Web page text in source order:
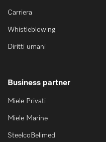
Carriera
Whistleblowing
Diritti umani
Business partner
Miele Privati
Miele Marine
SteelcoBelimed